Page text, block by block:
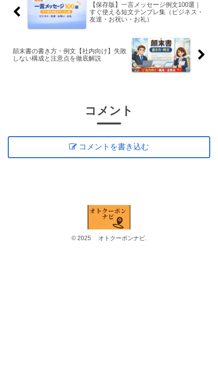
【保存版】一言メッセージ例文100選｜
すぐ使える短文テンプレ集（ビジネス・
友達・お祝い・お礼）
顛末書の書き方・例文【社内向け】失敗
しない構成と注意点を徹底解説
コメント
コメントを書き込む
© 2025 オトクーポンナビ.